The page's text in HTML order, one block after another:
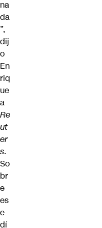
na
da
”,
dij
o
En
riq
ue
a
Re
ut
er
s.
So
br
e
es
e
dí